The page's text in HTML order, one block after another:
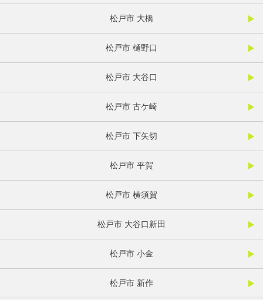
松戸市 大橋
松戸市 樋野口
松戸市 大谷口
松戸市 古ケ崎
松戸市 下矢切
松戸市 平賀
松戸市 横須賀
松戸市 大谷口新田
松戸市 小金
松戸市 新作